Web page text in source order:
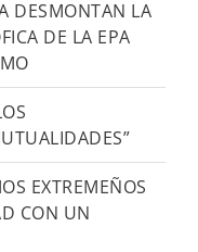
DESMONTAN LA
DE LA EPA
EXTREMEÑOS
CON UN